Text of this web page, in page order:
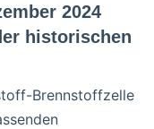
2024
historischen
Brennstoffzelle